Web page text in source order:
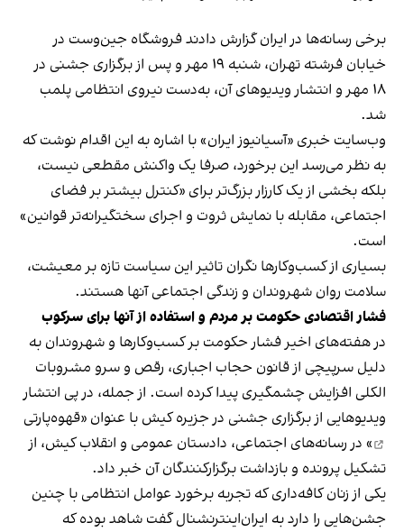
برخی رسانه‌ها در ایران گزارش دادند فروشگاه جین‌وست در
خیابان فرشته تهران، شنبه ۱۹ مهر و پس از برگزاری جشنی در
۱۸ مهر و انتشار ویدیوهای آن، به‌دست نیروی انتظامی پلمب
شد.
وب‌سایت خبری «آسیانیوز ایران» با اشاره به این اقدام نوشت که
به نظر می‌رسد این برخورد، صرفا یک واکنش مقطعی نیست،
بلکه بخشی از یک کارزار بزرگ‌تر برای «کنترل بیشتر بر فضای
اجتماعی، مقابله با نمایش ثروت و اجرای سختگیرانه‌تر قوانین»
است.
بسیاری از کسب‌وکارها نگران تاثیر این سیاست‌ تازه بر معیشت،
سلامت روان شهروندان و زندگی اجتماعی آنها هستند.
فشار اقتصادی حکومت بر مردم و استفاده از آنها برای سرکوب
در هفته‌های اخیر فشار حکومت بر کسب‌وکارها و شهروندان به
دلیل سرپیچی از قانون حجاب اجباری، رقص و سرو مشروبات
الکلی افزایش چشمگیری پیدا کرده است. از جمله، در پی انتشار
ویدیوهایی از برگزاری جشنی در جزیره کیش با عنوان «قهوه‌پارتی
» در رسانه‌های اجتماعی، دادستان عمومی و انقلاب کیش، از
تشکیل پرونده و بازداشت برگزارکنندگان آن خبر داد.
یکی از زنان کافه‌داری که تجربه برخورد عوامل انتظامی با چنین
جشن‌هایی را دارد به ایران‌اینترنشنال گفت شاهد بوده که